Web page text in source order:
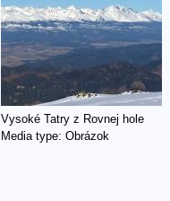
Vysoké Tatry z Rovnej hole
Media type: Obrázok